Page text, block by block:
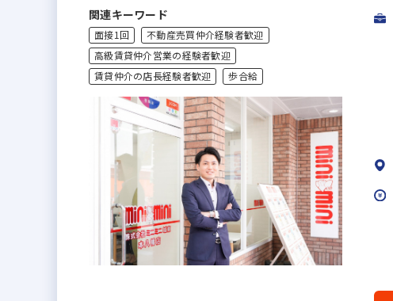
関連キーワード
面接1回
不動産売買仲介経験者歓迎
高級賃貸仲介営業の経験者歓迎
賃貸仲介の店長経験者歓迎
歩合給